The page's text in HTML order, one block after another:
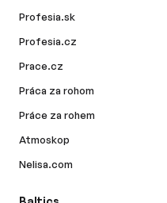
Profesia.sk
Profesia.cz
Prace.cz
Práca za rohom
Práce za rohem
Atmoskop
Nelisa.com